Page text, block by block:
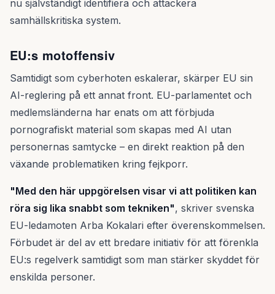
nu självständigt identifiera och attackera
samhällskritiska system.
EU:s motoffensiv
Samtidigt som cyberhoten eskalerar, skärper EU sin
AI-reglering på ett annat front. EU-parlamentet och
medlemsländerna har enats om att förbjuda
pornografiskt material som skapas med AI utan
personernas samtycke – en direkt reaktion på den
växande problematiken kring fejkporr.
"Med den här uppgörelsen visar vi att politiken kan
röra sig lika snabbt som tekniken", skriver svenska
EU-ledamoten Arba Kokalari efter överenskommelsen.
Förbudet är del av ett bredare initiativ för att förenkla
EU:s regelverk samtidigt som man stärker skyddet för
enskilda personer.